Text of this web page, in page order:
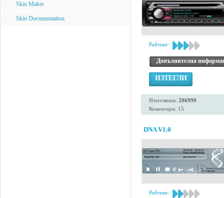
Skin Maker
Skin Documentation
Рейтинг:
Допълнителна
ИЗТЕГЛИ
Изтегляния: 206999
Коментари: 15
DNA V1.0
Рейтинг: